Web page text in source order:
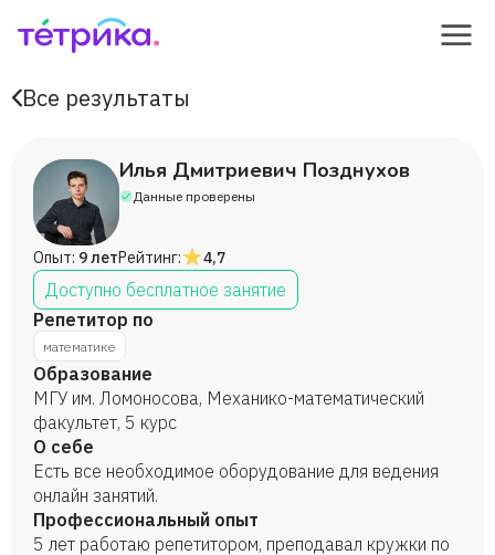
Все результаты
Илья Дмитриевич Позднухов
Данные проверены
Опыт: 9 летРейтинг: 4,7
Доступно бесплатное занятие
Репетитор по
математике
Образование
МГУ им. Ломоносова, Механико-математический
факультет, 5 курс
О себе
Есть все необходимое оборудование для ведения
онлайн занятий.
Профессиональный опыт
5 лет работаю репетитором, преподавал кружки по